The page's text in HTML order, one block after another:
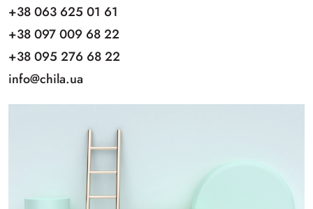
+38 063 625 01 61
+38 097 009 68 22
+38 095 276 68 22
info@chila.ua